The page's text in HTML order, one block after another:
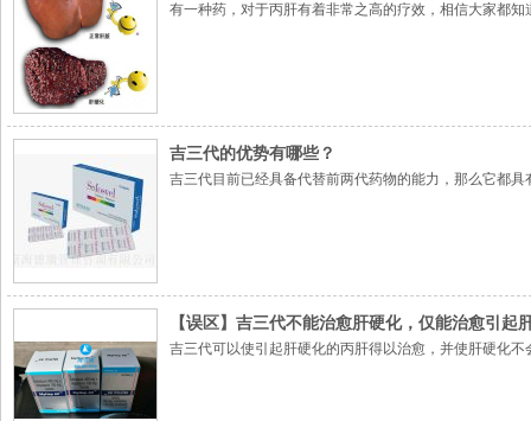
有一种药，对于丙肝有着非常之高的疗效，相信大家都
吉三代的优势有哪些？
吉三代目前已经具备代替前两代药物的能力，那么它都具
【误区】吉三代不能治愈肝硬化，仅能治愈引起
吉三代可以使引起肝硬化的丙肝得以治愈，并使肝硬化不